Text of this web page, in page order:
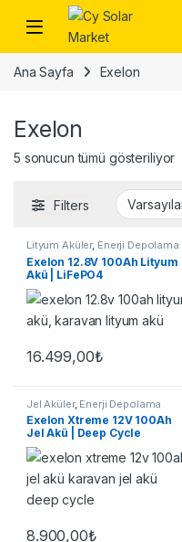
Skip to navigation
Skip to content
Open
Ana Sayfa Exelon
Exelon
5 sonucun tümü gösteriliyor
Filters
Lityum Aküler, Enerji Depolama
Exelon 12.8V 100Ah Lityum
Akü | LiFePO4
16.499,00₺
Jel Aküler, Enerji Depolama
Exelon Xtreme 12V 100Ah
Jel Akü | Deep Cycle
8.900,00₺